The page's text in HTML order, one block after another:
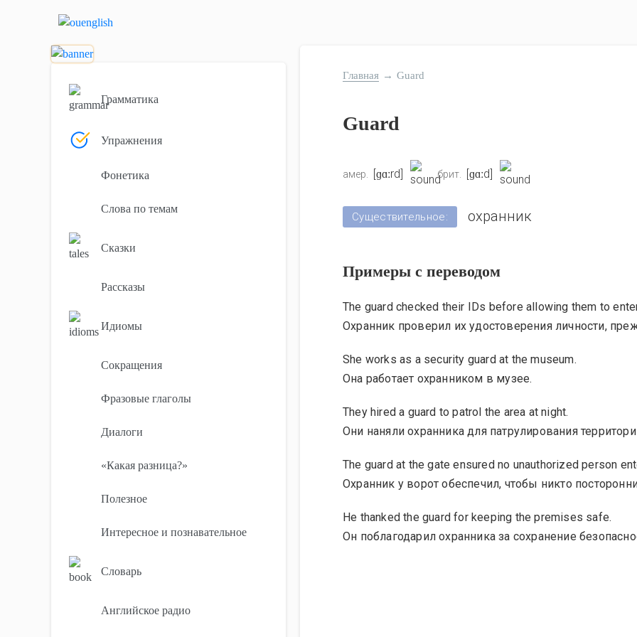
Главная → Guard
Guard
амер. [ɡɑːrd] брит. [ɡɑːd]
Существительное: охранник
Примеры с переводом
The guard checked their IDs before allowing them to
Охранник проверил их удостоверения личности,
She works as a security guard at the museum.
Она работает охранником в музее.
They hired a guard to patrol the area at night.
Они наняли охранника для патрулирования
The guard at the gate ensured no unauthorized person
Охранник у ворот обеспечил, чтобы никто
He thanked the guard for keeping the premises safe.
Он поблагодарил охранника за сохранение
Грамматика
Упражнения
Фонетика
Слова по темам
Сказки
Рассказы
Идиомы
Сокращения
Фразовые глаголы
Диалоги
«Какая разница?»
Полезное
Интересное и познавательное
Словарь
Английское радио